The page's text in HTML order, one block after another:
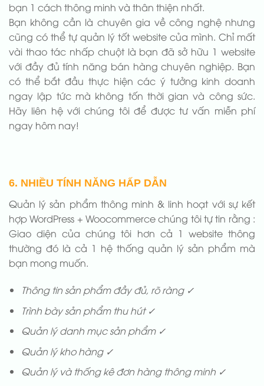
bạn 1 cách thông minh và thân thiện nhất.
Bạn không cần là chuyên gia về công nghệ nhưng
cũng có thể tự quản lý tốt website của mình. Chỉ mất
vài thao tác nhấp chuột là bạn đã sở hữu 1 website
với đầy đủ tính năng bán hàng chuyên nghiệp. Bạn
có thể bắt đầu thực hiện các ý tưởng kinh doanh
ngay lập tức mà không tốn thời gian và công sức.
Hãy liên hệ với chúng tôi để được tư vấn miễn phí
ngay hôm nay!
6. NHIỀU TÍNH NĂNG HẤP DẪN
Quản lý sản phẩm thông minh & linh hoạt với sự kết
hợp WordPress + Woocommerce chúng tôi tự tin rằng :
Giao diện của chúng tôi hơn cả 1 website thông
thường đó là cả 1 hệ thống quản lý sản phẩm mà
bạn mong muốn.
Thông tin sản phẩm đầy đủ, rõ ràng ✓
Trình bày sản phẩm thu hút ✓
Quản lý danh mục sản phẩm ✓
Quản lý kho hàng ✓
Quản lý và thống kê đơn hàng thông minh ✓